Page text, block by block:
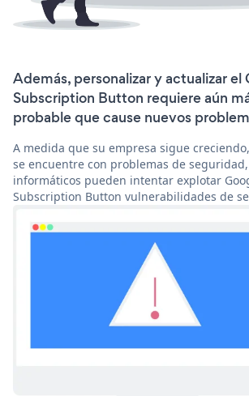
Además, personalizar y actualizar el
Subscription Button requiere aún
probable que cause nuevos
A medida que su empresa sigue
se encuentre con problemas de
informáticos pueden intentar explotar
Subscription Button vulnerabilidades de